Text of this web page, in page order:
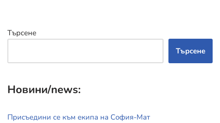
Търсене
Търсене
Новини/news:
Присъедини се към екипа на София-Мат